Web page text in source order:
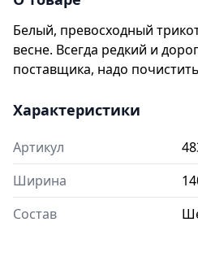
Белый, превосходный
весне. Всегда редкий и
поставщика, надо
Характеристики
Артикул
Ширина
Состав